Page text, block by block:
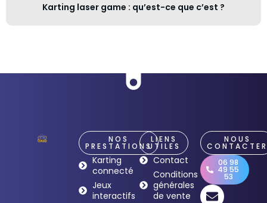
Karting laser game : qu’est-ce que c’est ?
NOS
PRESTATIONS
Karting
connecté
Jeux
interactifs
LIENS
UTILES
Contact
Conditions
générales
de vente
NOUS
CONTACTER
06 98
49 55
53